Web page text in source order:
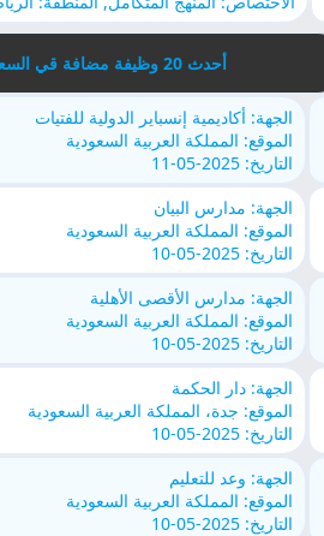
أحدث 20 وظيفة مضافة قي السعودية
الجهة: أكاديمية إنسباير الدولية للفتيات
الموقع: المملكة العربية السعودية
التاريخ: 2025-05-11
الجهة: مدارس البیان
الموقع: المملكة العربية السعودية
التاريخ: 2025-05-10
الجهة: مدارس الأقصى الأهلية
الموقع: المملكة العربية السعودية
التاريخ: 2025-05-10
الجهة: دار الحكمة
الموقع: جدة، المملكة العربية السعودية
التاريخ: 2025-05-10
الجهة: وعد للتعليم
الموقع: المملكة العربية السعودية
التاريخ: 2025-05-10